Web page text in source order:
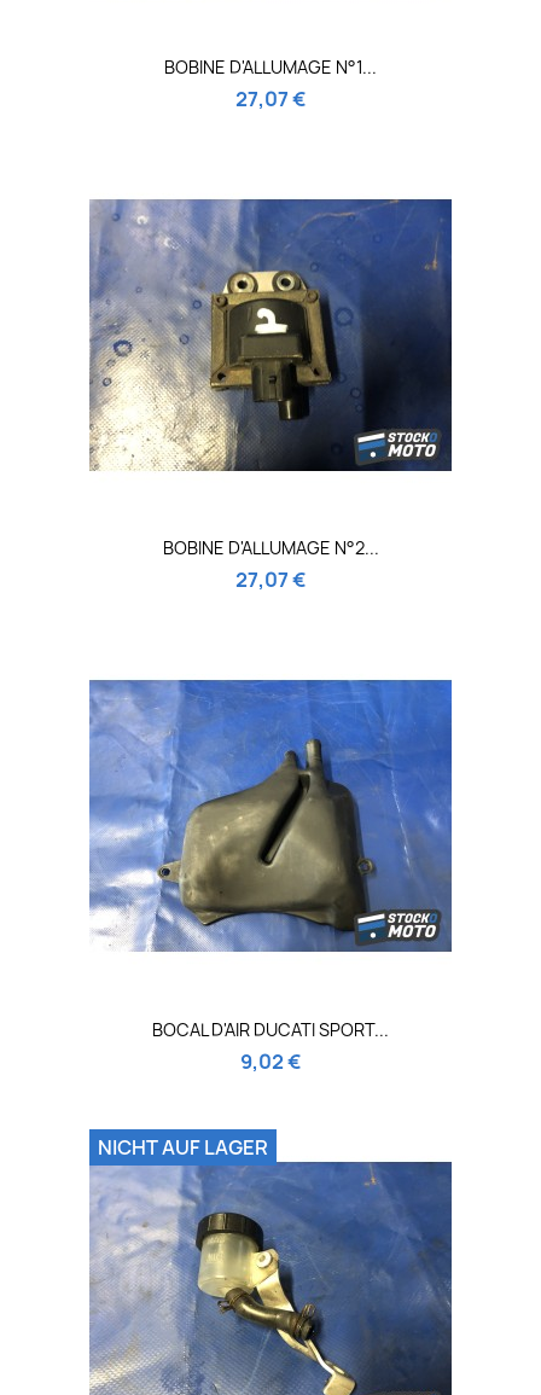
BOBINE D'ALLUMAGE N°1...
27,07 €
BOBINE D'ALLUMAGE N°2...
27,07 €
BOCAL D'AIR DUCATI SPORT...
9,02 €
NICHT AUF LAGER